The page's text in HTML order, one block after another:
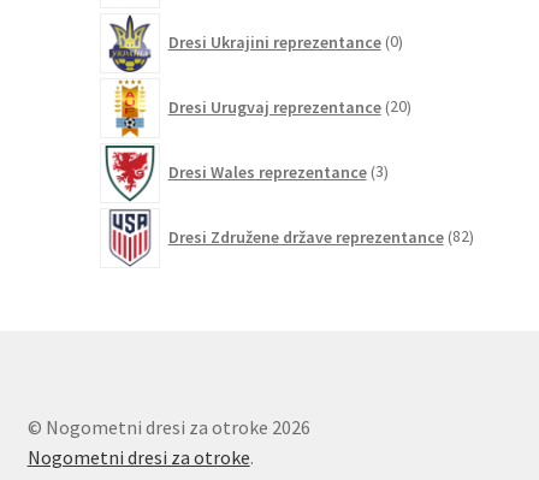
Dresi Ukrajini reprezentance 0izdelkov
Dresi Urugvaj reprezentance 20izdelkov
Dresi Wales reprezentance 3izdelki
Dresi Združene države reprezentance 82izdelkov
© Nogometni dresi za otroke 2026
Nogometni dresi za otroke.